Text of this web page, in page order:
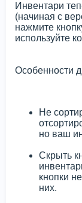
Инвентари
(начиная с
нажмите
используйте
Особенности
Не
но ваш
Скрыть
кнопки
них.